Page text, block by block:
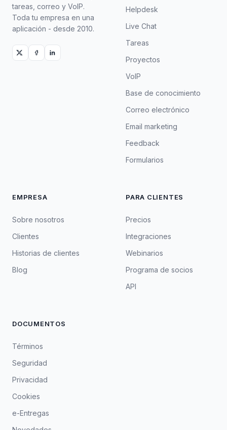
tareas, correo y VoIP.
Toda tu empresa en una
aplicación - desde 2010.
Helpdesk
Live Chat
Tareas
Proyectos
VoIP
Base de conocimiento
Correo electrónico
Email marketing
Feedback
Formularios
EMPRESA
Sobre nosotros
Clientes
Historias de clientes
Blog
PARA CLIENTES
Precios
Integraciones
Webinarios
Programa de socios
API
DOCUMENTOS
Términos
Seguridad
Privacidad
Cookies
e-Entregas